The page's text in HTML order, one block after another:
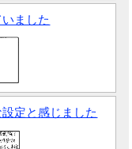
ました
定と感じました